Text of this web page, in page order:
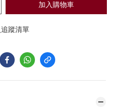
加入購物車
蹤清單